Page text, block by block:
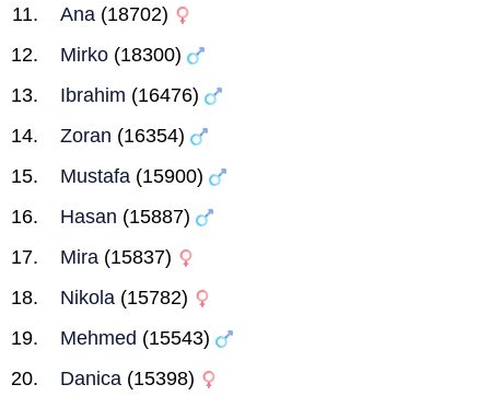
Ana (18702)
Mirko (18300)
Ibrahim (16476)
Zoran (16354)
Mustafa (15900)
Hasan (15887)
Mira (15837)
Nikola (15782)
Mehmed (15543)
Danica (15398)